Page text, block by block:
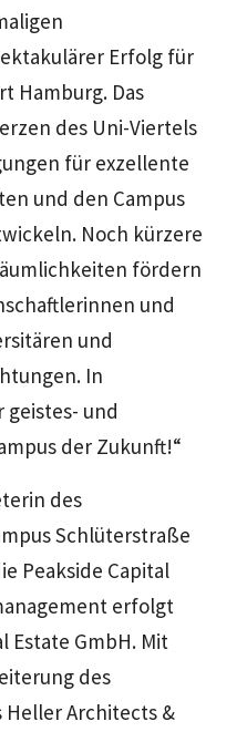
Erfolg für
Hamburg. Das
des Uni-Viertels
für exzellente
und den Campus
Noch kürzere
fördern
und
und
In
und
der Zukunft!“
des
Schlüterstraße
Peakside Capital
erfolgt
Estate GmbH. Mit
des
Heller Architects &